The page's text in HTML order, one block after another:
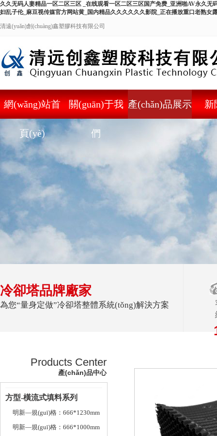
久久无码人妻精品一区二区三区 _在线观看一区二区三区国产免费_亚洲啪AV永久
妇乱子伦_麻豆视传媒官方网站黄_国内精品久久久久久久影院_正在播放重口老熟女
清遠(yuǎn)創(chuàng)鑫塑膠科技有限公司
網(wǎng)站首
頁(yè)
關(guān)于我
們
產(chǎn)品展示 新
冷卻塔品牌廠家
為您“量身定做”冷卻塔整體系統(tǒng)解決方案
Products Center
產(chǎn)品中心
方型-橫流式填料系列
明新—規(guī)格：666*1230mm
明新—規(guī)格：666*1000mm